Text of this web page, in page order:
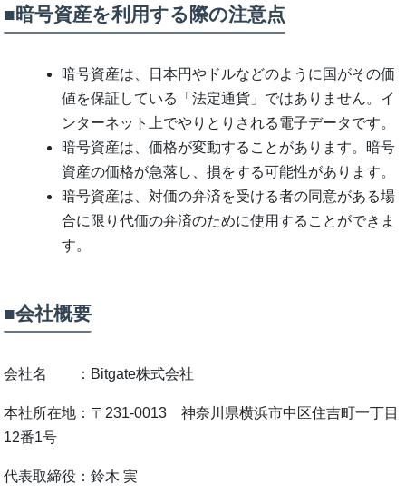
■暗号資産を利用する際の注意点
暗号資産は、日本円やドルなどのように国がその価
値を保証している「法定通貨」ではありません。イ
ンターネット上でやりとりされる電子データです。
暗号資産は、価格が変動することがあります。暗号
資産の価格が急落し、損をする可能性があります。
暗号資産は、対価の弁済を受ける者の同意がある場
合に限り代価の弁済のために使用することができま
す。
■会社概要
会社名 ：Bitgate株式会社
本社所在地：〒231-0013 神奈川県横浜市中区住吉町一丁目
12番1号
代表取締役：鈴木 実